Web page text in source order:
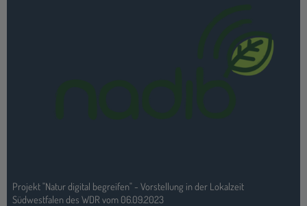
Projekt "Natur digital begreifen" - Vorstellung in der Lokalzeit